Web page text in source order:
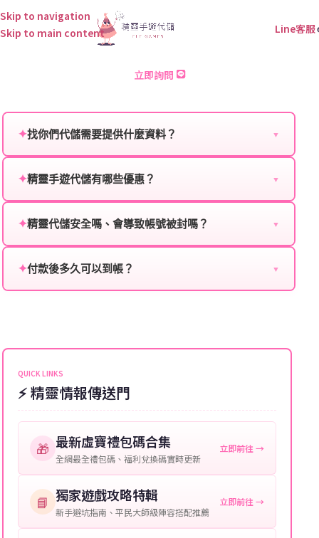
Skip to navigation
Skip to main content
Line客服
重裝戰姬 儲值
立即詢問
✦找你們代儲需要提供什麼資料？ ▼
服：
角色名稱：您遊戲中的角色名稱。
等級：角色的當前等級。
提供這些信息能幫助我們更快地處理您的代儲需求，確
保您盡享遊戲樂趣！
✦精靈手遊代儲有哪些優惠？ ▼
贈送、大額儲值優惠及節日限定活動，儲值最低6折
✦精靈代儲安全嗎、會導致帳號被封嗎？ ▼
單，不使用外掛程式、非法點數或異常儲值管道。您獲
✦付款後多久可以到帳？ ▼
可直接聯絡客服查詢訂單進度。
QUICK LINKS
⚡ 精靈情報傳送門
🎁 最新虛寶禮包碼合集
全網最全禮包碼、福利兌換碼實時更新
立即前往 →
📘 獨家遊戲攻略特輯
新手避坑指南、平民大師級陣容搭配推薦
立即前往 →